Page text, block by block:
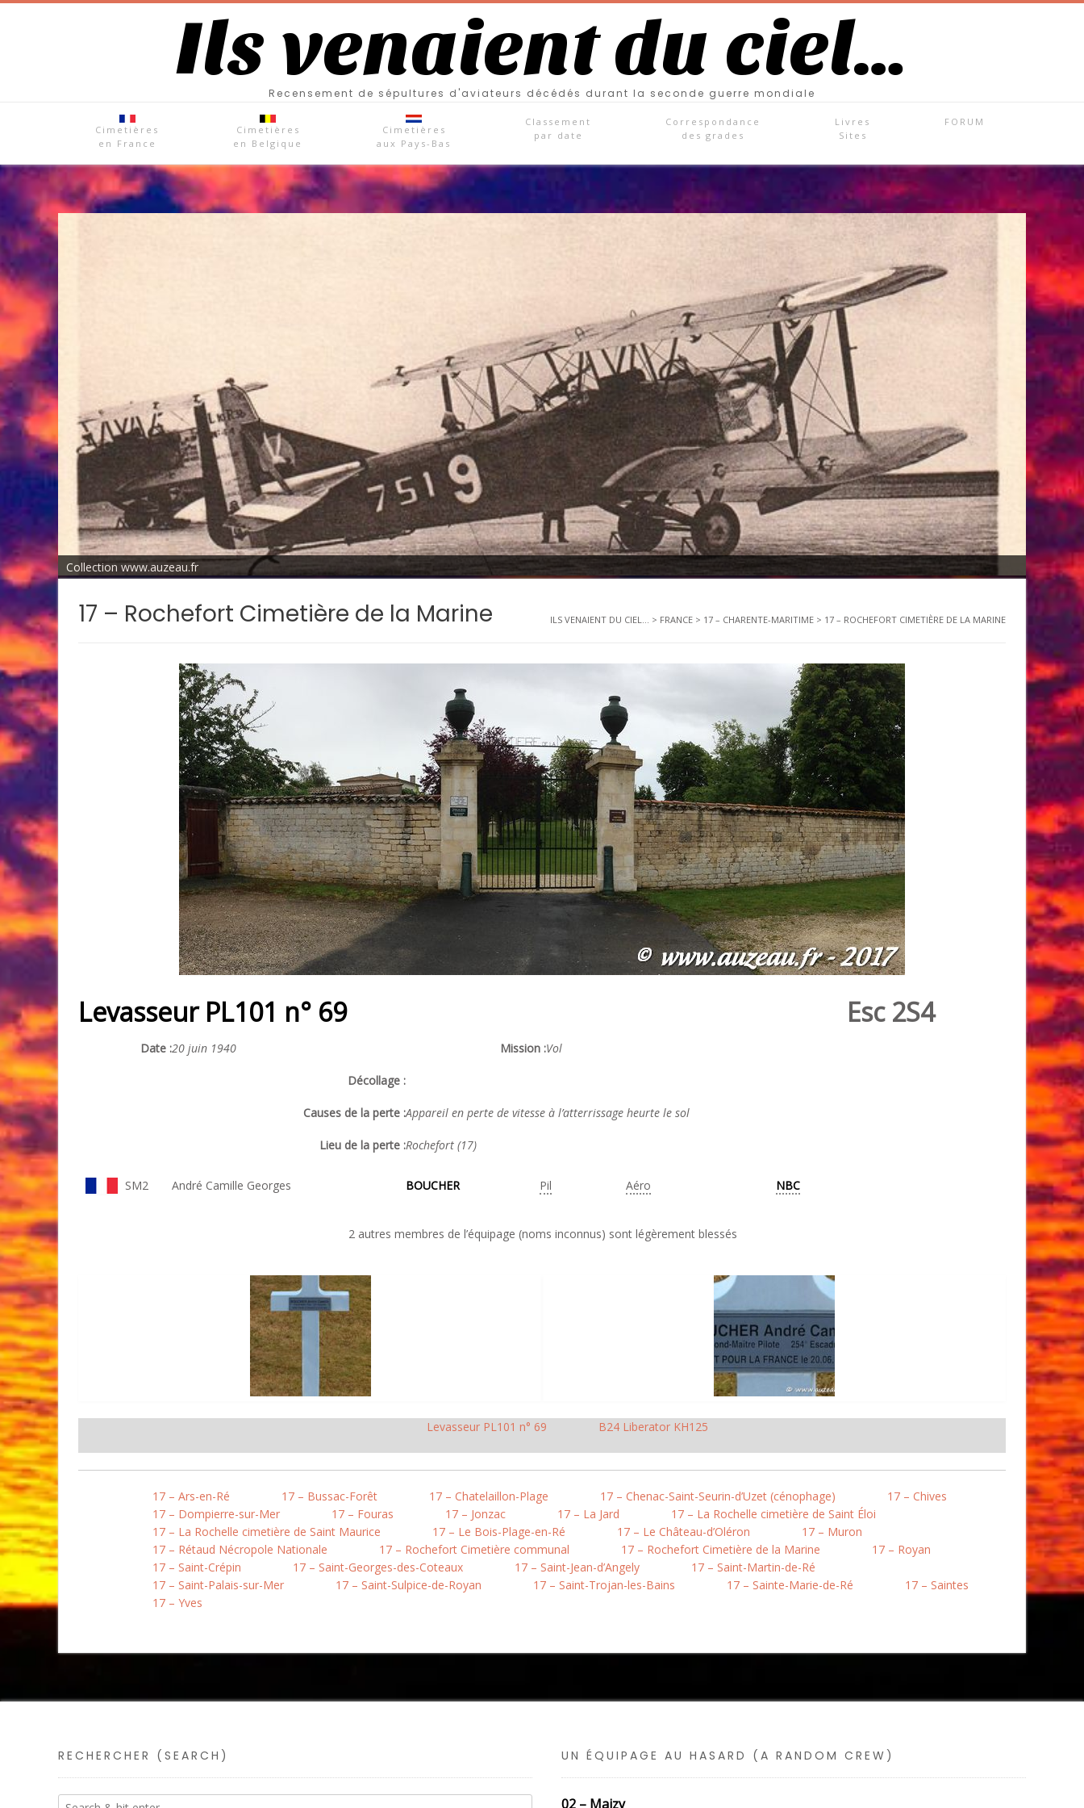
Ils venaient du ciel…
Recensement de sépultures d'aviateurs décédés durant la seconde guerre mondiale
Cimetières
en France
Cimetières
en Belgique
Cimetières
aux Pays-Bas
Classement
par date
Correspondance
des grades
Livres
Sites
FORUM
Collection www.auzeau.fr
17 – Rochefort Cimetière de la Marine ILS VENAIENT DU CIEL... > FRANCE > 17 – CHARENTE-MARITIME > 17 – ROCHEFORT CIMETIÈRE DE LA MARINE
Levasseur PL101 n° 69 Esc 2S4
Date :20 juin 1940 Mission :Vol
Décollage :
Causes de la perte :Appareil en perte de vitesse à l’atterrissage heurte le sol
Lieu de la perte :Rochefort (17)
SM2 André Camille Georges BOUCHER Pil Aéro NBC
2 autres membres de l’équipage (noms inconnus) sont légèrement blessés
Levasseur PL101 n° 69 B24 Liberator KH125
17 – Ars-en-Ré 17 – Bussac-Forêt 17 – Chatelaillon-Plage 17 – Chenac-Saint-Seurin-d’Uzet (cénophage)
17 – Chives
17 – Dompierre-sur-Mer
17 – Fouras 17 – Jonzac 17 – La Jard
17 – La Rochelle cimetière de Saint Éloi
17 – La Rochelle cimetière de Saint Maurice
17 – Le Bois-Plage-en-Ré 17 – Le Château-d’Oléron
17 – Muron
17 – Rétaud Nécropole Nationale
17 – Rochefort Cimetière communal 17 – Rochefort Cimetière de la Marine
17 – Royan
17 – Saint-Crépin
17 – Saint-Georges-des-Coteaux 17 – Saint-Jean-d’Angely
17 – Saint-Martin-de-Ré
17 – Saint-Palais-sur-Mer
17 – Saint-Sulpice-de-Royan 17 – Saint-Trojan-les-Bains 17 – Sainte-Marie-de-Ré
17 – Saintes
17 – Yves
RECHERCHER (SEARCH) UN ÉQUIPAGE AU HASARD (A RANDOM CREW)
02 – Maizy